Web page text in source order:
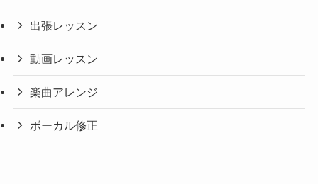
出張レッスン
動画レッスン
楽曲アレンジ
ボーカル修正